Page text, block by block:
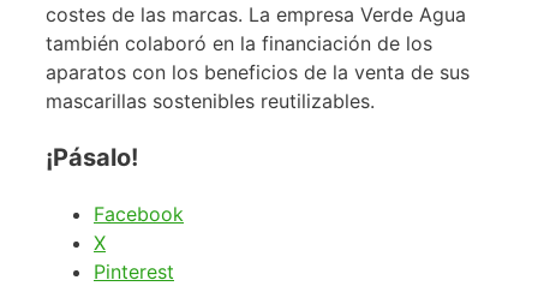
costes de las marcas. La empresa Verde Agua
también colaboró en la financiación de los
aparatos con los beneficios de la venta de sus
mascarillas sostenibles reutilizables.
¡Pásalo!
Facebook
X
Pinterest